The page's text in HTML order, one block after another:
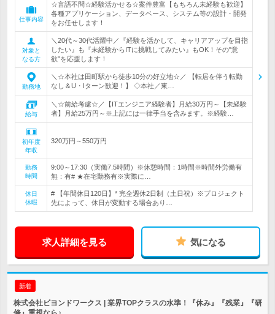
仕事内容
☆言語不問☆経験活かせる☆案件豊富【もちろん未経験も歓迎】
各種アプリケーション、データベース、システム等の設計・開発
をお任せします！
対象と
なる方
＼20代～30代活躍中／『経験を活かして、キャリアアップを目指
したい』も『未経験からITに挑戦してみたい』もOK！その"意
欲"を応援します！
勤務地
＼☆本社は田町駅から徒歩10分の好立地☆／ 【転居を伴う転勤
なし＆U・Iターン歓迎！】 ◇本社／東…
給与
＼☆前給考慮☆／【ITエンジニア経験者】月給30万円～【未経験
者】月給25万円～※上記には一律手当を含みます。※経験…
初年度
年収
320万円～550万円
勤務
時間
9:00～17:30（実働7.5時間）※休憩時間：1時間※時間外労働有
無：有# ★在宅勤務有※実際に…
休日
休暇
# 【年間休日120日】* 完全週休2日制（土日祝）※プロジェクト
先によって、休日が変動する場合あり…
求人詳細を見る 気になる
新着
株式会社ビヨンドワークス | 業界TOPクラスの水準！『休み』『残業』『研